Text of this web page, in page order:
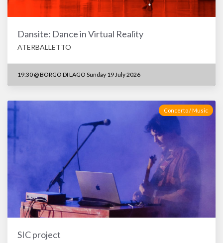
Dansite: Dance in Virtual Reality
ATERBALLETTO
19:30 @BORGO DI LAGO Sunday 19 July 2026
Concerto / Music
SIC project